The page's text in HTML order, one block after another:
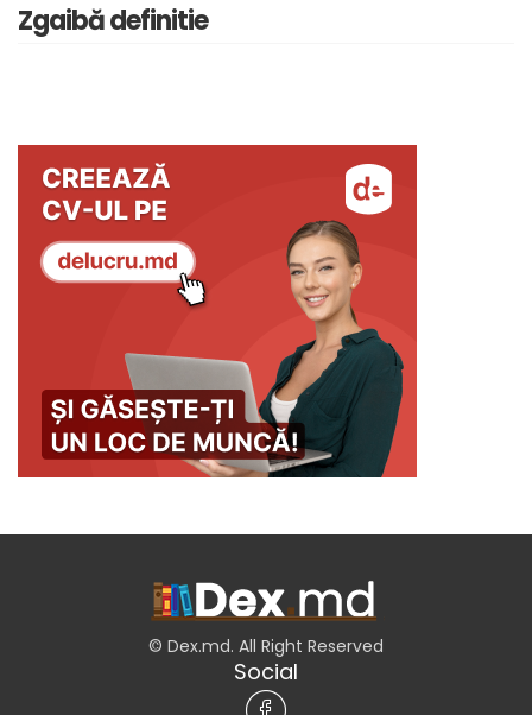
Zgaibă definitie
© Dex.md. All Right Reserved
Social